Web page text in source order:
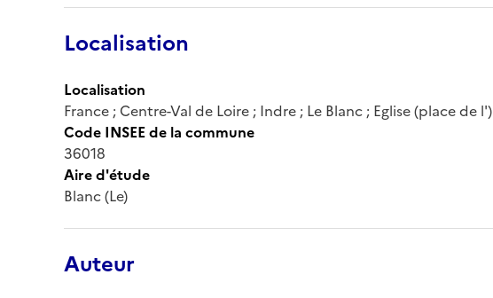
Localisation
Localisation
France ; Centre-Val de Loire ; Indre ; Le Blanc ; Eglise (place de l')
Code INSEE de la commune
36018
Aire d'étude
Blanc (Le)
Auteur